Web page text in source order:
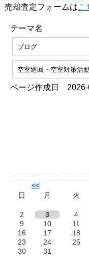
売却査定フォームはこ
テーマ名
ブログ
空室巡回・空室対策活
ページ作成日 2026-
<<
日
月 火
2
3 4
9
10 11
16
17 18
23
24 25
30
31